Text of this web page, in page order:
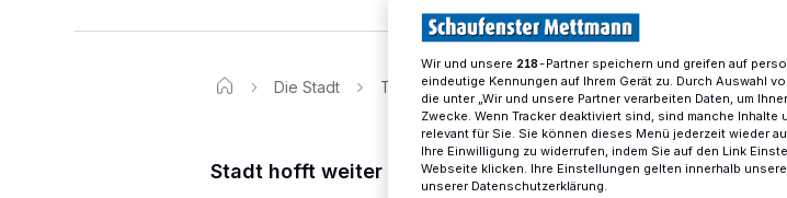
Die Stadt Traglufthalle: Noch viele offene Fragen
Stadt hofft weiter auf eine mögliche Rückerstattung
Wir und unsere 218-Partner speichern und greifen auf
eindeutige Kennungen auf Ihrem Gerät zu. Durch Auswahl
die unter „Wir und unsere Partner verarbeiten Daten, um
Zwecke. Wenn Tracker deaktiviert sind, sind manche
relevant für Sie. Sie können dieses Menü jederzeit wieder
Ihre Einwilligung zu widerrufen, indem Sie auf den Link
Webseite klicken. Ihre Einstellungen gelten innerhalb
unserer Datenschutzerklärung.